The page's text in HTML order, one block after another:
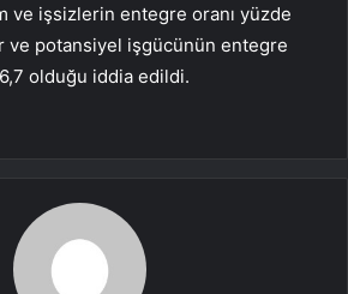
ve işsizlerin entegre oranı yüzde
ve potansiyel işgücünün entegre
olduğu iddia edildi.